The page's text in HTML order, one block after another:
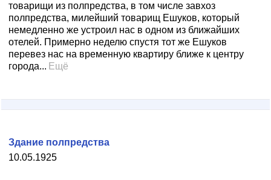
товарищи из полпредства, в том числе завхоз
полпредства, милейший товарищ Ешуков, который
немедленно же устроил нас в одном из ближайших
отелей. Примерно неделю спустя тот же Ешуков
перевез нас на временную квартиру ближе к центру
города... Ещё
10.05.1925
Здание полпредства